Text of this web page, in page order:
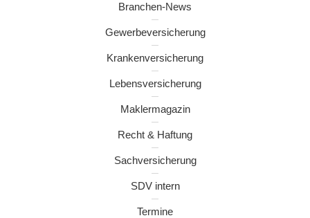
Branchen-News
Gewerbeversicherung
Krankenversicherung
Lebensversicherung
Maklermagazin
Recht & Haftung
Sachversicherung
SDV intern
Termine